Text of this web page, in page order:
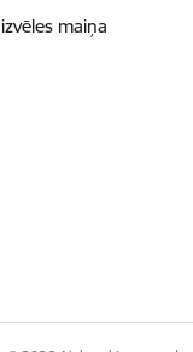
maiņa